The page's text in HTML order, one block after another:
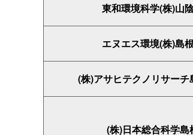
東和環境科学(株)山
エヌエス環境(株)島
(株)アサヒテクノリサーチ
(株)日本総合科学島